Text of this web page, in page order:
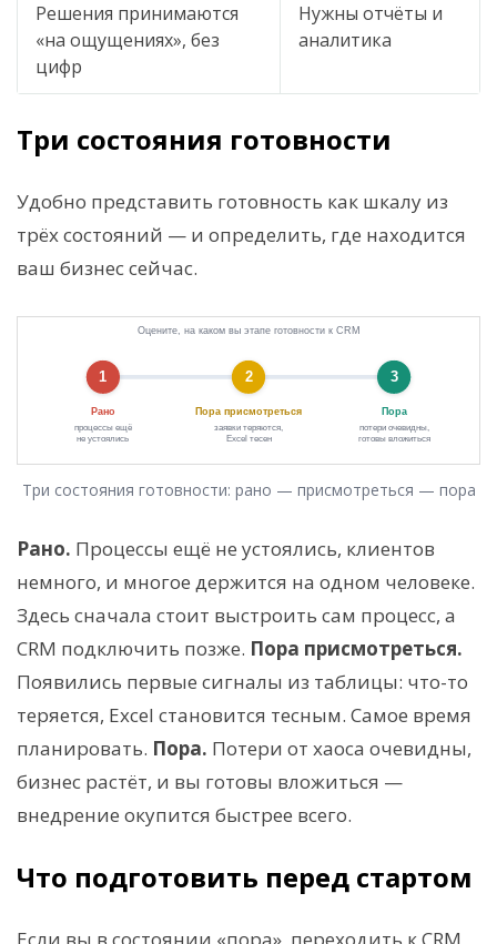
Решения принимаются
«на ощущениях», без
цифр
Нужны отчёты и
аналитика
Три состояния готовности
Удобно представить готовность как шкалу из
трёх состояний — и определить, где находится
ваш бизнес сейчас.
Три состояния готовности: рано — присмотреться — пора
Рано. Процессы ещё не устоялись, клиентов
немного, и многое держится на одном человеке.
Здесь сначала стоит выстроить сам процесс, а
CRM подключить позже. Пора присмотреться.
Появились первые сигналы из таблицы: что-то
теряется, Excel становится тесным. Самое время
планировать. Пора. Потери от хаоса очевидны,
бизнес растёт, и вы готовы вложиться —
внедрение окупится быстрее всего.
Что подготовить перед стартом